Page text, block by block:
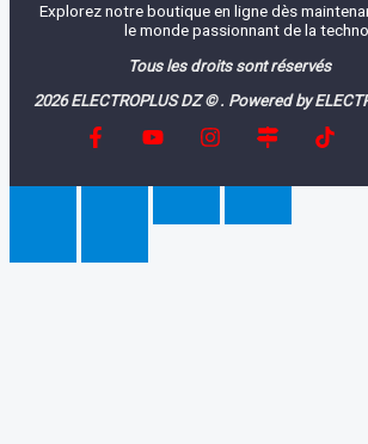
Explorez notre boutique en ligne dès
le monde passionnant de la
Tous les droits sont réservés
2026 ELECTROPLUS DZ © . Powered by